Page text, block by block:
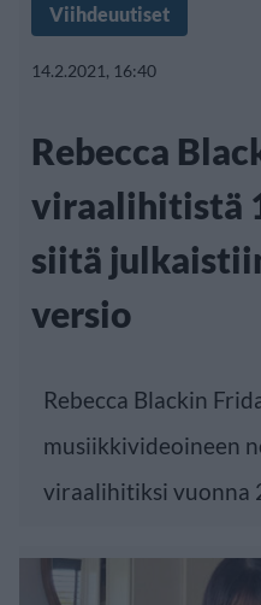
Viihdeuutiset
14.2.2021, 16:40
Rebecca
viraalihitistä
siitä
versio
Rebecca Blackin
musiikkivideoineen
viraalihitiksi vuonna